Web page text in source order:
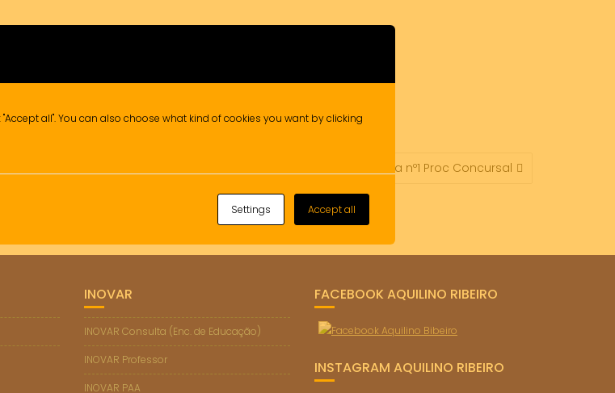
Anexoa Ata nº1 Proc Concursal
INOVAR
INOVAR Consulta (Enc. de Educação)
INOVAR Professor
INOVAR PAA
FACEBOOK AQUILINO RIBEIRO
INSTAGRAM AQUILINO RIBEIRO
all". You can also choose what kind of cookies you want by clicking
Settings Accept all